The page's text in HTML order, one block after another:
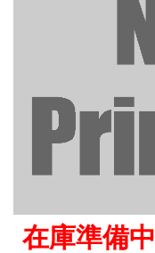
在庫準備中